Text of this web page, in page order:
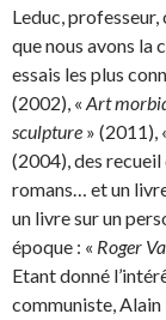
Leduc,
que nous avons la
essais les plus
(2002), « Art
sculpture » (2011),
(2004), des
romans… et un
un livre sur un
époque : « Roger
Etant donné
communiste, Alain